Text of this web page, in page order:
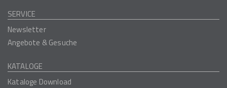
SERVICE
Newsletter
Angebote & Gesuche
KATALOGE
Kataloge Download